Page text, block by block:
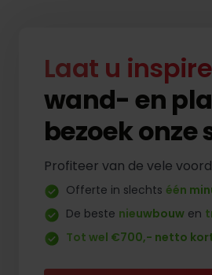
Laat u
wand- en
bezoek
Profiteer van de vele
Offerte in slechts één
De beste nieuwbouw en
Tot wel €700,- netto